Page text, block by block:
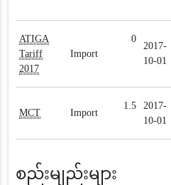
ATIGA
Tariff
2017
Import
0
2017-
10-01
MCT Import
1.5
2017-
10-01
စည်းမျည်းများ